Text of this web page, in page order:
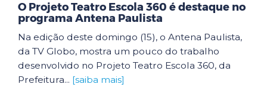
O Projeto Teatro Escola 360 é destaque no
programa Antena Paulista
Na edição deste domingo (15), o Antena Paulista,
da TV Globo, mostra um pouco do trabalho
desenvolvido no Projeto Teatro Escola 360, da
Prefeitura... [saiba mais]